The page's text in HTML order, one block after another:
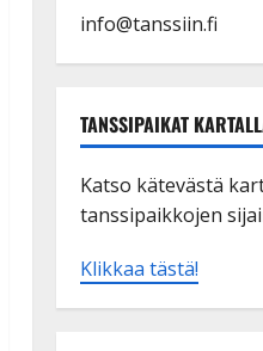
info@tanssiin.fi
TANSSIPAIKAT
Katso kätevästä
tanssipaikkojen
Klikkaa tästä!